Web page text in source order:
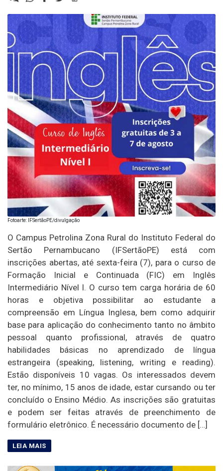
Fotoarte: IFSertãoPE/divulgação
O Campus Petrolina Zona Rural do Instituto Federal do
Sertão Pernambucano (IFSertãoPE) está com
inscrições abertas, até sexta-feira (7), para o curso de
Formação Inicial e Continuada (FIC) em Inglês
Intermediário Nível I. O curso tem carga horária de 60
horas e objetiva possibilitar ao estudante a
compreensão em Língua Inglesa, bem como adquirir
base para aplicação do conhecimento tanto no âmbito
pessoal quanto profissional, através de quatro
habilidades básicas no aprendizado de língua
estrangeira (speaking, listening, writing e reading).
Estão disponíveis 10 vagas. Os interessados devem
ter, no mínimo, 15 anos de idade, estar cursando ou ter
concluído o Ensino Médio. As inscrições são gratuitas
e podem ser feitas através de preenchimento de
formulário eletrônico. É necessário documento de […]